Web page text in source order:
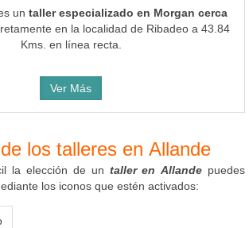
un taller especializado en Morgan cerca
en la localidad de Ribadeo a 43.84
Kms. en línea recta.
Ver Más
los talleres en Allande
la elección de un taller en Allande puedes
los iconos que estén activados: